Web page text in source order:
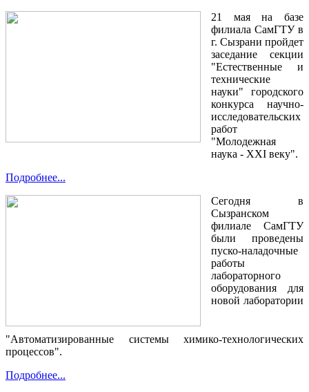
21 мая на базе
филиала СамГТУ в
г. Сызрани пройдет
заседание секции
"Естественные и
технические
науки" городского
конкурса научно-
исследовательских
работ
"Молодежная
наука - XXI веку".
Подробнее...
Сегодня в
Сызранском
филиале СамГТУ
были проведены
пуско-наладочные
работы
лабораторного
оборудования для
новой лаборатории
"Автоматизированные системы химико-технологических
процессов".
Подробнее...